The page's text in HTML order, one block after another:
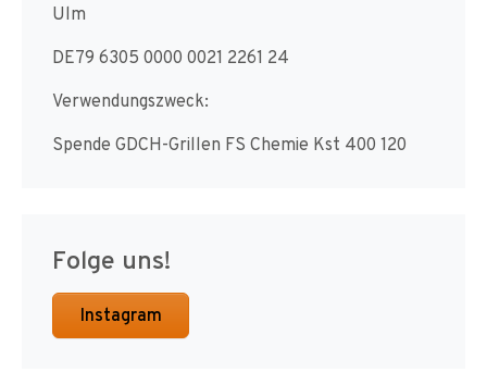
Ulm
DE79 6305 0000 0021 2261 24
Verwendungszweck:
Spende GDCH-Grillen FS Chemie Kst 400 120
Folge uns!
Instagram